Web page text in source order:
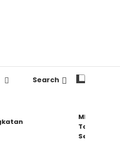
Search
MKKS
Tak Ada
Sertifikasi